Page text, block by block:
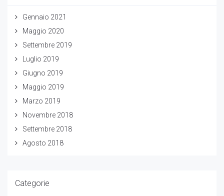
Gennaio 2021
Maggio 2020
Settembre 2019
Luglio 2019
Giugno 2019
Maggio 2019
Marzo 2019
Novembre 2018
Settembre 2018
Agosto 2018
Categorie